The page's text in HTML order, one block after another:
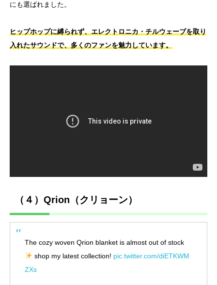
にも選ばれました。
ヒップホップに縛られず、エレクトロニカ・チルウェーブを取り
入れたサウンドで、多くのファンを魅力しています。
（４）Qrion（クリョーン）
The cozy woven Qrion blanket is almost out of stock
shop my latest collection! pic.twitter.com/diETKWM
ZXs